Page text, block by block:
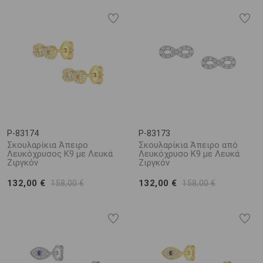
P-83174
Σκουλαρίκια Άπειρο
Λευκόχρυσος K9 με Λευκά
Ζιργκόν
132,00 € 158,00 €
P-83173
Σκουλαρίκια Άπειρο από
Λευκόχρυσο K9 με Λευκά
Ζιργκόν
132,00 € 158,00 €